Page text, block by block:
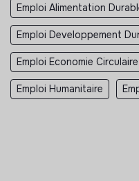
Emploi Alimentation
Emploi Developpement
Emploi Economie Circulaire
Emploi Humanitaire